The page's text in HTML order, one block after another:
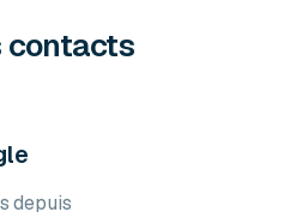
contacts
depuis